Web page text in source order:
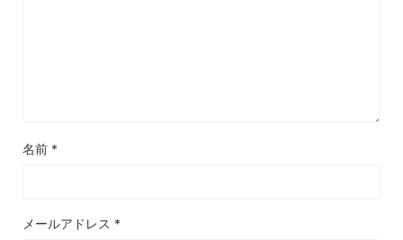
名前 *
メールアドレス *